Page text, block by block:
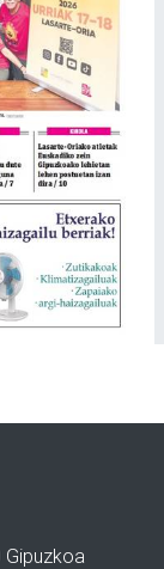
Gipuzkoa